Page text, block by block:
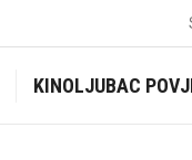
KINOLJUBAC